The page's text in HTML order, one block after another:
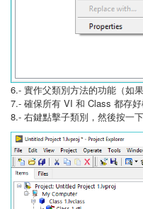
6.- 實作父類別方法的功能（如
7.- 確保所有 VI 和 Class 都存好
8.- 右鍵點擊子類別，然後按一